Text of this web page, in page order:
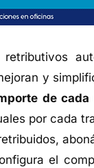
y
de
por cada
el